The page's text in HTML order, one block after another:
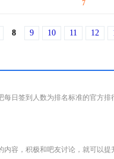
7
8 9 10 11 12
每日签到人数为排名标准的官方
容，积极和吧友讨论，就可以